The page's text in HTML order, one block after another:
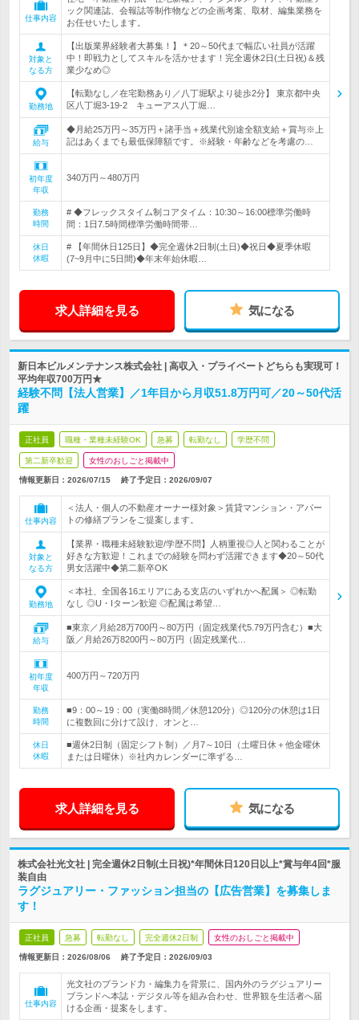
仕事内容
ック関連誌、会報誌等制作物などの企画考案、取材、編集業務を
お任せいたします。
対象と
なる方
【出版業界経験者大募集！】＊20～50代まで幅広い社員が活躍
中！即戦力としてスキルを活かせます！完全週休2日(土日祝)＆残
業少なめ◎
勤務地
【転勤なし／在宅勤務あり／八丁堀駅より徒歩2分】 東京都中央
区八丁堀3-19-2 キューアス八丁堀…
給与
◆月給25万円～35万円＋諸手当＋残業代別途全額支給＋賞与※上
記はあくまでも最低保障額です。※経験・年齢などを考慮の…
初年度
年収
340万円～480万円
勤務
時間
# ◆フレックスタイム制コアタイム：10:30～16:00標準労働時
間：1日7.5時間標準労働時間帯…
休日
休暇
# 【年間休日125日】◆完全週休2日制(土日)◆祝日◆夏季休暇
(7~9月中に5日間)◆年末年始休暇…
求人詳細を見る 気になる
新日本ビルメンテナンス株式会社 | 高収入・プライベートどちらも実現可！
平均年収700万円★
経験不問【法人営業】／1年目から月収51.8万円可／20～50代活
躍
正社員 職種・業種未経験OK 急募 転勤なし 学歴不問
第二新卒歓迎 女性のおしごと掲載中
情報更新日：2026/07/15 終了予定日： 2026/09/07
仕事内容
＜法人・個人の不動産オーナー様対象＞賃貸マンション・アパー
トの修繕プランをご提案します。
対象と
なる方
【業界・職種未経験歓迎/学歴不問】人柄重視◎人と関わることが
好きな方歓迎！これまでの経験を問わず活躍できます◆20～50代
男女活躍中◆第二新卒OK
勤務地
＜本社、全国各16エリアにある支店のいずれかへ配属＞ ◎転勤
なし ◎U・Iターン歓迎 ◎配属は希望…
給与
■東京／月給28万700円～80万円（固定残業代5.79万円含む）■大
阪／月給26万8200円～80万円（固定残業代…
初年度
年収
400万円～720万円
勤務
時間
■9：00～19：00（実働8時間／休憩120分）◎120分の休憩は1日
に複数回に分けて設け、オンと…
休日
休暇
■週休2日制（固定シフト制）／月7～10日（土曜日休＋他金曜休
または日曜休）※社内カレンダーに準ずる…
求人詳細を見る 気になる
株式会社光文社 | 完全週休2日制(土日祝)*年間休日120日以上*賞与年4回*服
装自由
ラグジュアリー・ファッション担当の【広告営業】を募集しま
す！
正社員 急募 転勤なし 完全週休2日制 女性のおしごと掲載中
情報更新日：2026/08/06 終了予定日： 2026/09/03
仕事内容
光文社のブランド力・編集力を背景に、国内外のラグジュアリー
ブランドへ本誌・デジタル等を組み合わせ、世界観を生活者へ届
ける企画・提案をします。